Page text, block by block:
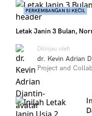
PERKEMBANGAN SI KECIL
Letak Janin 3 Bulan,
Ditinjau oleh
dr. Kevin Adrian
Project and